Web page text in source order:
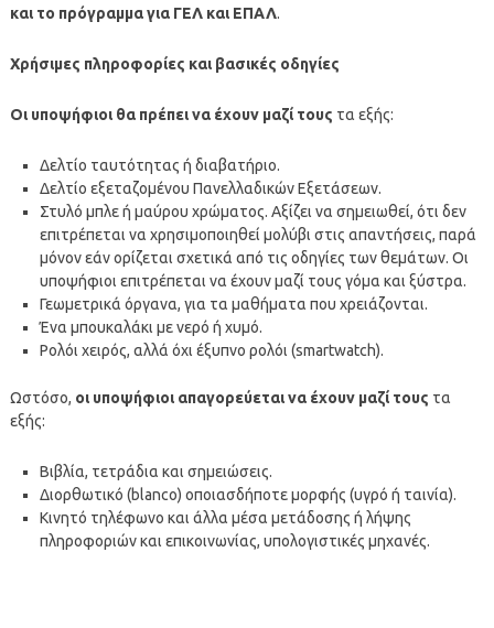
και το πρόγραμμα για ΓΕΛ και ΕΠΑΛ.
Χρήσιμες πληροφορίες και βασικές οδηγίες
Οι υποψήφιοι θα πρέπει να έχουν μαζί τους τα εξής:
Δελτίο ταυτότητας ή διαβατήριο.
Δελτίο εξεταζομένου Πανελλαδικών Εξετάσεων.
Στυλό μπλε ή μαύρου χρώματος. Αξίζει να σημειωθεί, ότι δεν
επιτρέπεται να χρησιμοποιηθεί μολύβι στις απαντήσεις, παρά
μόνον εάν ορίζεται σχετικά από τις οδηγίες των θεμάτων. Οι
υποψήφιοι επιτρέπεται να έχουν μαζί τους γόμα και ξύστρα.
Γεωμετρικά όργανα, για τα μαθήματα που χρειάζονται.
Ένα μπουκαλάκι με νερό ή χυμό.
Ρολόι χειρός, αλλά όχι έξυπνο ρολόι (smartwatch).
Ωστόσο, οι υποψήφιοι απαγορεύεται να έχουν μαζί τους τα
εξής:
Βιβλία, τετράδια και σημειώσεις.
Διορθωτικό (blanco) οποιασδήποτε μορφής (υγρό ή ταινία).
Κινητό τηλέφωνο και άλλα μέσα μετάδοσης ή λήψης
πληροφοριών και επικοινωνίας, υπολογιστικές μηχανές.